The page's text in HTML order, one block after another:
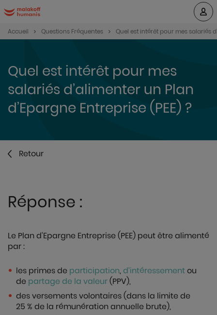
Accueil Questions Fréquentes Quel est intérêt pour mes salariés
Quel est intérêt pour mes
salariés d’alimenter un Plan
d’Epargne Entreprise (PEE) ?
Retour
Réponse :
Le Plan d'Epargne Entreprise (PEE) peut être alimenté
par :
les primes de participation, d’intéressementou
de partage de la valeur(PPV),
des versements volontaires (dans la limite de
25 % de la rémunération annuelle brute),